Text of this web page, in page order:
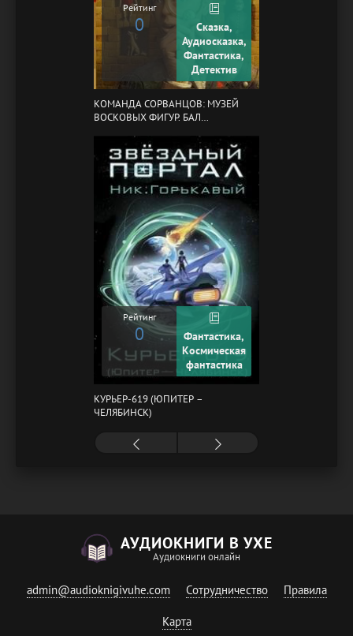
Рейтинг
0
Сказка,
Аудиосказка,
Фантастика,
Детектив
КОМАНДА СОРВАНЦОВ: МУЗЕЙ
ВОСКОВЫХ ФИГУР. БАЛ
Рейтинг
0
Фантастика,
Космическая
фантастика
КУРЬЕР-619 (ЮПИТЕР –
ЧЕЛЯБИНСК)
АУДИОКНИГИ В УХЕ
Аудиокниги онлайн
admin@audioknigivuhe.com Сотрудничество Правила
Карта